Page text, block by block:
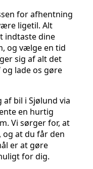
for afhentning
ligetil. Alt
indtaste dine
og vælge en tid
sig af alt det
lade os gøre
bil i Sjølund via
en hurtig
Vi sørger for, at
at du får den
er at gøre
for dig.